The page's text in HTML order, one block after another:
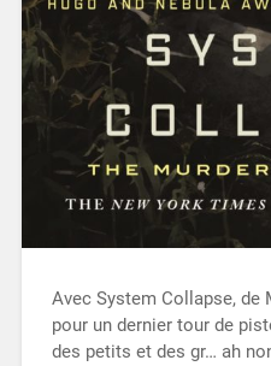
Avec System Collapse, de
pour un dernier tour de
des petits et des gr… ah